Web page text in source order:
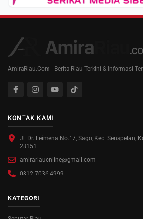
AmiraRiau.Com | Berita Riau Terkini & Informasi
KONTAK KAMI
Jl. Dr. Leimena No.17, Sago, Kec. Senapelan,
28151
amirariauonline@gmail.com
0812-7036-4999
KATEGORI